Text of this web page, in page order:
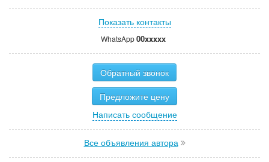
Показать контакты
WhatsApp00xxxxx
Обратный звонок
Предложите цену
Написать сообщение
Все объявления автора